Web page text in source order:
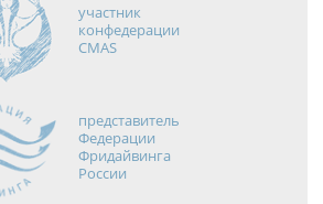
участник
конфедерации
CMAS
представитель
Федерации
Фридайвинга
России